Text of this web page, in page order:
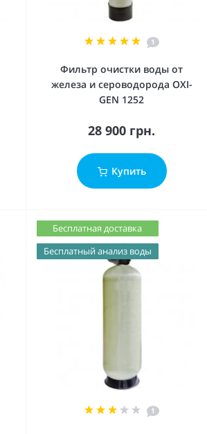
1
Фильтр очистки воды от
железа и сероводорода OXI-
GEN 1252
28 900 грн.
Купить
Бесплатная доставка
Бесплатный анализ воды
1